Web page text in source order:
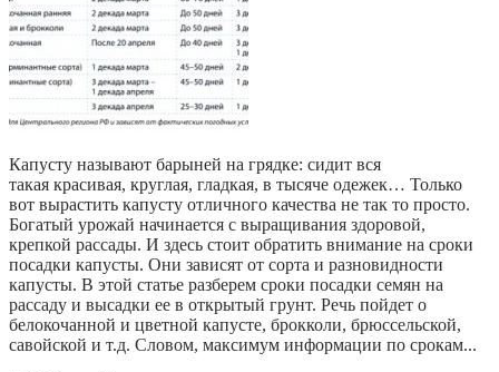
Капусту называют барыней на грядке: сидит вся
такая красивая, круглая, гладкая, в тысяче одежек… Только
вот вырастить капусту отличного качества не так то просто.
Богатый урожай начинается с выращивания здоровой,
крепкой рассады. И здесь стоит обратить внимание на сроки
посадки капусты. Они зависят от сорта и разновидности
капусты. В этой статье разберем сроки посадки семян на
рассаду и высадки ее в открытый грунт. Речь пойдет о
белокочанной и цветной капусте, брокколи, брюссельской,
савойской и т.д. Словом, максимум информации по срокам...